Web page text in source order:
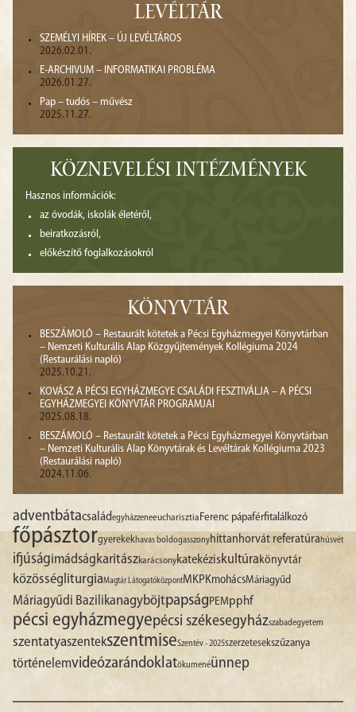
LEVÉLTÁR
SZEMÉLYI HÍREK – ÚJ LEVÉLTÁROS
2026.02.01.
E-ARCHIVUM – INFORMATIKAI PROBLÉMA
2026.01.27.
Pap – tudós – művész
2025.11.27.
KÖZNEVELÉSI INTÉZMÉNYEK
Hasznos információk:
az óvodák, iskolák életéről,
beiratkozásról,
előkészítő foglalkozásokról
KÖNYVTÁR
BESZÁMOLÓ – Restaurált kötetek a Pécsi Egyházmegyei Könyvtárban
– Nemzeti Kulturális Alap Közgyűjtemények Kollégiuma 2024
(Restaurálási napló)
2025.10.21.
KOVÁSZ A PÉCSI EGYHÁZMEGYE CSALÁDI FESZTIVÁLJA – A PÉCSI
EGYHÁZMEGYEI KÖNYVTÁR PROGRAMJAI
2025.08.18.
BESZÁMOLÓ – Restaurált kötetek a Pécsi Egyházmegyei Könyvtárban
– Nemzeti Kulturális Alap Könyvtárak és Levéltárak Kollégiuma 2023
(Restaurálási napló)
2024.11.06.
adventbátacsaládegyházzeneeucharisztiaFerenc pápaférfitalálkozó
főpásztorgyerekekhavas boldogasszonyhittanhorvát referatúrahúsvét
ifjúságimádságkaritászkarácsonykatekéziskultúrakönyvtár
közösségliturgiaMagtár LátogatóközpontMKPKmohácsMáriagyűd
Máriagyűdi BazilikanagyböjtpapságPEMpphf
pécsi egyházmegyepécsi székesegyházszabadegyetem
szentatyaszentekszentmiseSzentév - 2025szerzetesekszűzanya
történelemvideózarándoklatökumenéünnep